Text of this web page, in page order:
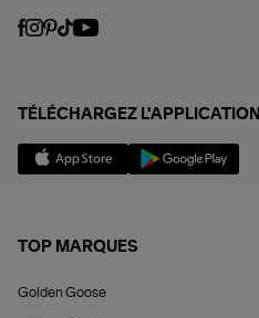
TÉLÉCHARGEZ L'APPLICATION
TOP MARQUES
Golden Goose